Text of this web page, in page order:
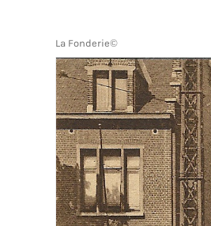
La Fonderie©